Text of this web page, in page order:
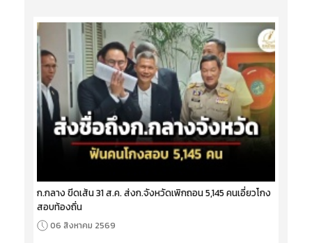
ก.กลาง ขีดเส้น 31 ส.ค. ส่งก.จังหวัดเพิกถอน 5,145 คนเอี่ยวโกง
สอบท้องถิ่น
06 สิงหาคม 2569